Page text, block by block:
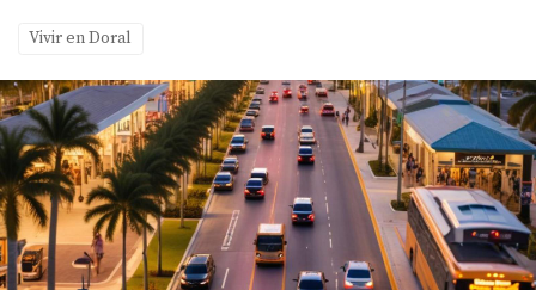
Vivir en Doral